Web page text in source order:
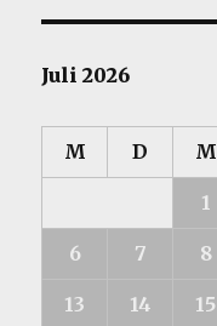
Juli 2026
M D M
1
6 7 8
13 14 15